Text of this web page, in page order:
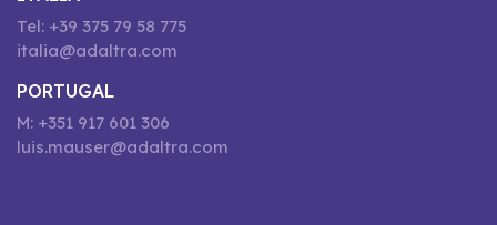
Tel: +39 375 79 58 775
italia@adaltra.com
PORTUGAL
M: +351 917 601 306
luis.mauser@adaltra.com